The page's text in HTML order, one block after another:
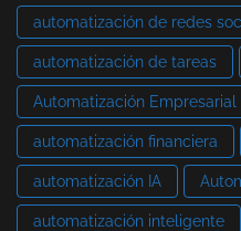
automatización de redes
automatización de tareas
Automatización Empresarial
automatización financiera
automatización IA
automatización inteligente